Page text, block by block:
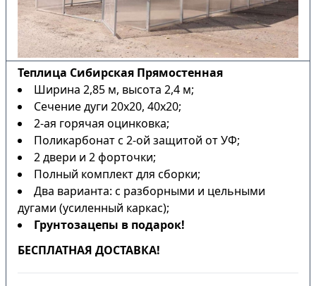
Теплица Сибирская Прямостенная
Ширина 2,85 м, высота 2,4 м;
Сечение дуги 20х20, 40х20;
2-ая горячая оцинковка;
Поликарбонат с 2-ой защитой от УФ;
2 двери и 2 форточки;
Полный комплект для сборки;
Два варианта: с разборными и цельными
дугами (усиленный каркас);
Грунтозацепы в подарок!
БЕСПЛАТНАЯ ДОСТАВКА!